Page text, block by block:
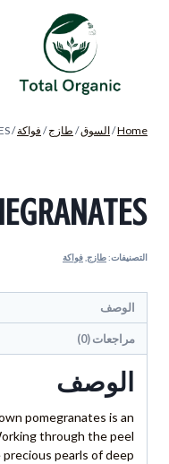
Home
/السوق/ طازج / فواكة/
التصنيفات:طازج فواكة
الوصف
مراجعات (0)
الوصف
pomegranates is an
through the peel
pearls of deep